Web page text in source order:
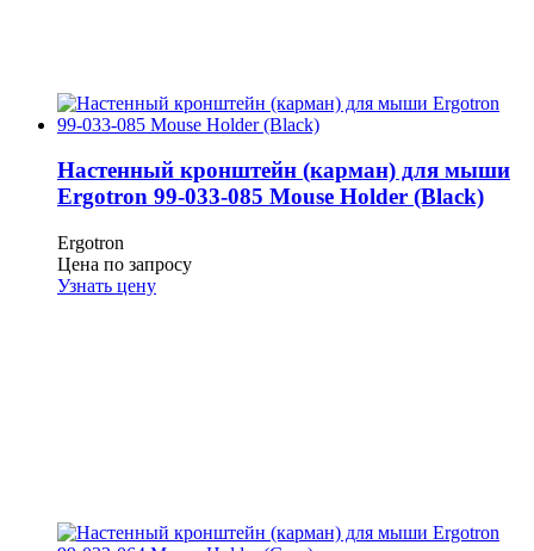
Настенный кронштейн (карман) для мыши
Ergotron 99-033-085 Mouse Holder (Black)
Ergotron
Цена по запросу
Узнать цену